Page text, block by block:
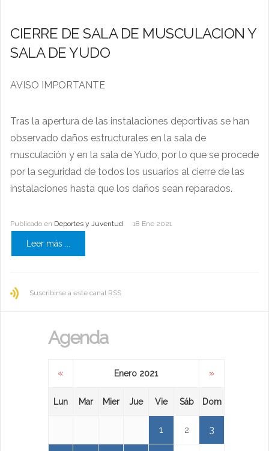
CIERRE DE SALA DE MUSCULACION Y
SALA DE YUDO
AVISO IMPORTANTE
Tras la apertura de las instalaciones deportivas se han
observado daños estructurales en la sala de
musculación y en la sala de Yudo, por lo que se procede
por la seguridad de todos los usuarios al cierre de las
instalaciones hasta que los daños sean reparados.
Publicado en Deportes y Juventud 18 Ene 2021
Leer más ...
Suscribirse a este canal RSS
Agenda
« Enero 2021 »
Lun Mar Mier Jue Vie Sáb Dom
1 2 3